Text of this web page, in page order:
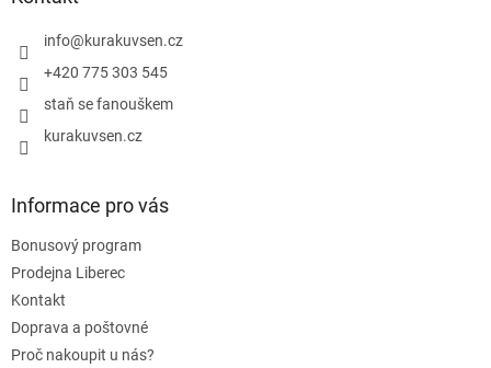
info@kurakuvsen.cz
+420 775 303 545
staň se fanouškem
kurakuvsen.cz
Informace pro vás
Bonusový program
Prodejna Liberec
Kontakt
Doprava a poštovné
Proč nakoupit u nás?